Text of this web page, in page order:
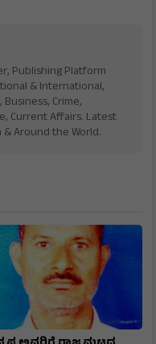
Publishing Platform
& International,
Crime,
Current Affairs. Latest
& Around the World.